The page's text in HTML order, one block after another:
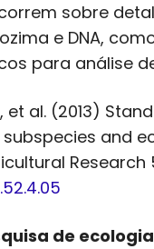
sobre
e DNA,
para análise
et al. (2013)
and
Research
de